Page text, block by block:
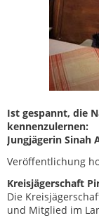
Ist gespannt, die
kennenzulernen:
Jungjägerin Sinah
Veröffentlichung
Kreisjägerschaft
Die
und Mitglied im